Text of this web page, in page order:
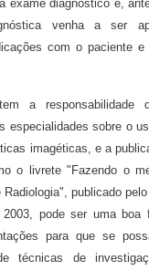
exame diagnóstico e,
venha a ser
com o paciente
a responsabilidade
especialidades sobre o
imagéticas, e a
o livrete "Fazendo o
Radiologia", publicado
2003, pode ser uma boa
para que se
técnicas de